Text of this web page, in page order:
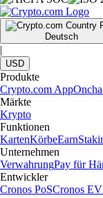
Deutsch
|
USD
Produkte
Crypto.com App
Märkte
Krypto
Funktionen
KartenKörbeEarn
Unternehmen
VerwahrungPay für
Entwickler
Cronos PoSCronos